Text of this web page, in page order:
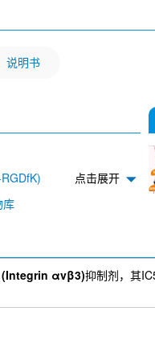
说明书
点击展开
库
αvβ3)抑制剂，其